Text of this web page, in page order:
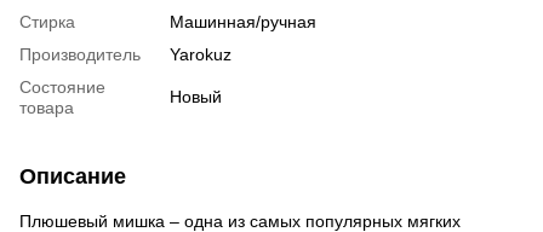
Стирка
Машинная/ручная
Производитель
Yarokuz
Состояние
товара
Новый
Описание
Плюшевый мишка – одна из самых популярных мягких